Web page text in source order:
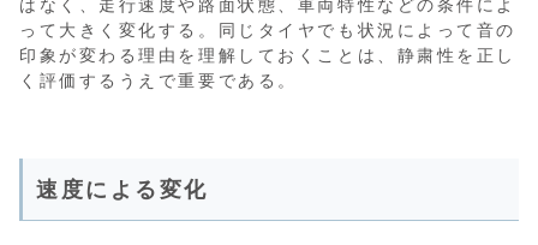
はなく、走行速度や路面状態、車両特性などの条件によ
って大きく変化する。同じタイヤでも状況によって音の
印象が変わる理由を理解しておくことは、静粛性を正し
く評価するうえで重要である。
速度による変化